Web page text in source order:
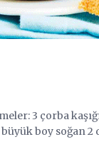
3 çorba
büyük boy soğan 2